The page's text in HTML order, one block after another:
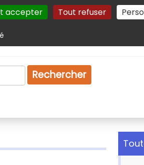
accepter Tout refuser
Plan du site Gestion des cookies
Rechercher